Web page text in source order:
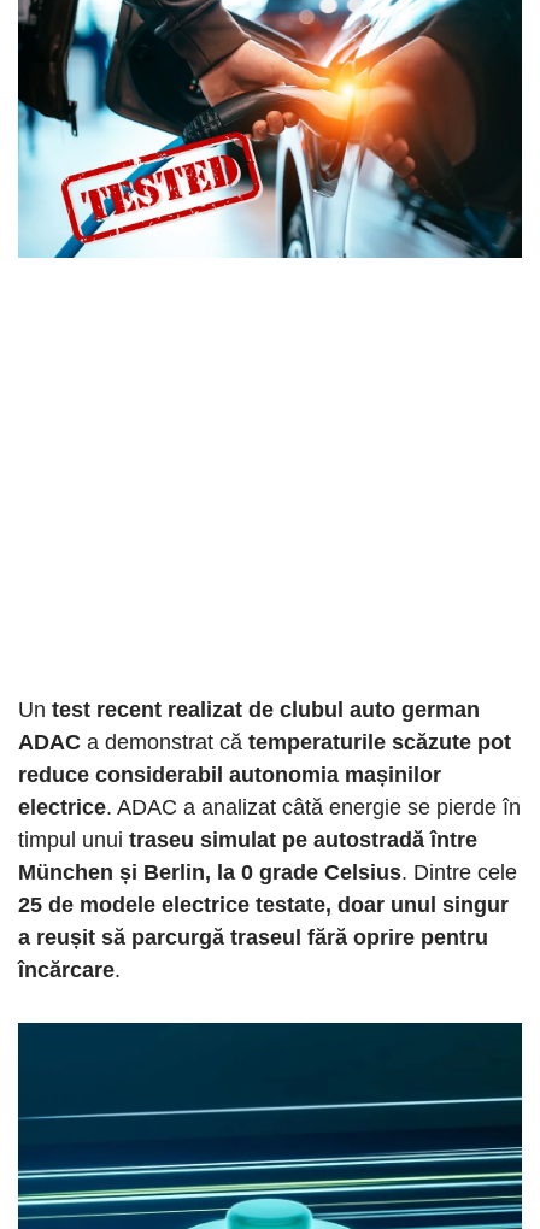
Un test recent realizat de clubul auto german
ADAC a demonstrat că temperaturile scăzute pot
reduce considerabil autonomia mașinilor
electrice. ADAC a analizat câtă energie se pierde în
timpul unui traseu simulat pe autostradă între
München și Berlin, la 0 grade Celsius. Dintre cele
25 de modele electrice testate, doar unul singur
a reușit să parcurgă traseul fără oprire pentru
încărcare.